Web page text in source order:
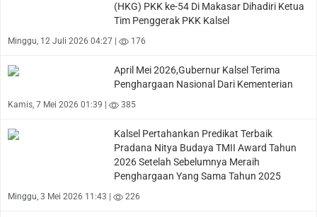
(HKG) PKK ke-54 Di Makasar Dihadiri Ketua
Tim Penggerak PKK Kalsel
Minggu, 12 Juli 2026 04:27 | 176
April Mei 2026,Gubernur Kalsel Terima
Penghargaan Nasional Dari Kementerian
Kamis, 7 Mei 2026 01:39 | 385
Kalsel Pertahankan Predikat Terbaik
Pradana Nitya Budaya TMII Award Tahun
2026 Setelah Sebelumnya Meraih
Penghargaan Yang Sama Tahun 2025
Minggu, 3 Mei 2026 11:43 | 226